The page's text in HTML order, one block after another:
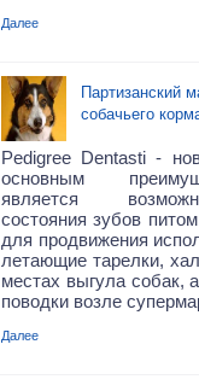
Далее
Партизанский
собачьего
Pedigree Dentasti -
основным
является
состояния зубов
для продвижения
летающие тарелки,
местах выгула собак,
поводки возле
Далее